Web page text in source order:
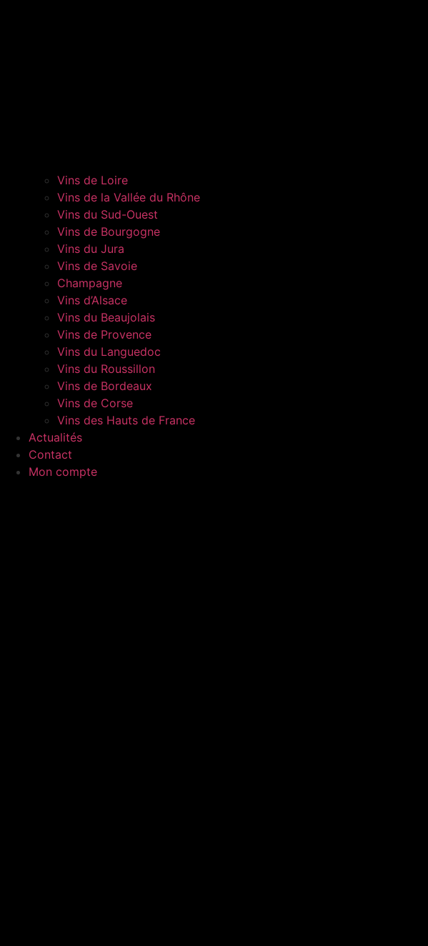
Vins de Loire
Vins de la Vallée du Rhône
Vins du Sud-Ouest
Vins de Bourgogne
Vins du Jura
Vins de Savoie
Champagne
Vins d’Alsace
Vins du Beaujolais
Vins de Provence
Vins du Languedoc
Vins du Roussillon
Vins de Bordeaux
Vins de Corse
Vins des Hauts de France
Actualités
Contact
Mon compte